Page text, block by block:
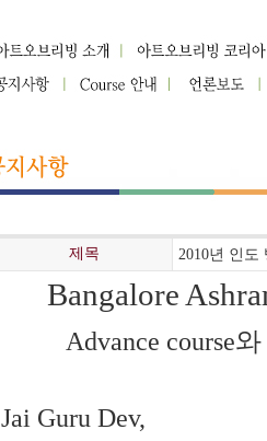
제목 2010년 인도
Bangalore
Advance course와
Jai Guru Dev,